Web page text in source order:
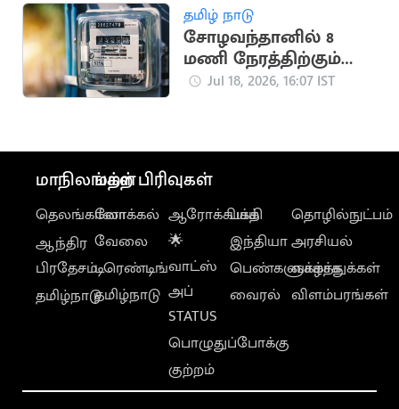
தமிழ் நாடு
சோழவந்தானில் 8
மணி நேரத்திற்கும்
மேலாக மின்தடை..
Jul 18, 2026, 16:07 IST
மாநிலங்கள்
தெலங்கானா
ஆந்திர
பிரதேசம்
தமிழ்நாடு
மற்ற பிரிவுகள்
லோக்கல்
வேலை
டிரெண்டிங்
தமிழ்நாடு
ஆரோக்கியம்
🌟
வாட்ஸ்
அப்
STATUS
பொழுதுப்போக்கு
குற்றம்
பக்தி
இந்தியா
பெண்களுக்காக
வைரல்
தொழில்நுட்பம்
அரசியல்
வாழ்த்துக்கள்
விளம்பரங்கள்